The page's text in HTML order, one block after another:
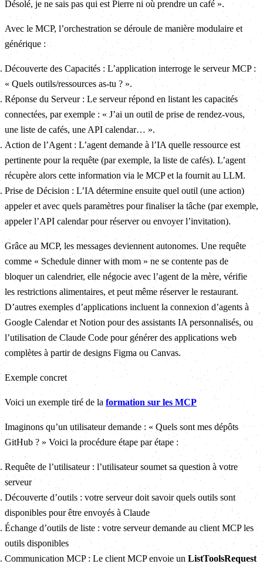
Désolé, je ne sais pas qui est Pierre ni où prendre un café ».
Avec le MCP, l’orchestration se déroule de manière modulaire et
générique :
Découverte des Capacités : L’application interroge le serveur MCP :
« Quels outils/ressources as-tu ? ».
Réponse du Serveur : Le serveur répond en listant les capacités
connectées, par exemple : « J’ai un outil de prise de rendez-vous,
une liste de cafés, une API calendar… ».
Action de l’Agent : L’agent demande à l’IA quelle ressource est
pertinente pour la requête (par exemple, la liste de cafés). L’agent
récupère alors cette information via le MCP et la fournit au LLM.
Prise de Décision : L’IA détermine ensuite quel outil (une action)
appeler et avec quels paramètres pour finaliser la tâche (par exemple,
appeler l’API calendar pour réserver ou envoyer l’invitation).
Grâce au MCP, les messages deviennent autonomes. Une requête
comme « Schedule dinner with mom » ne se contente pas de
bloquer un calendrier, elle négocie avec l’agent de la mère, vérifie
les restrictions alimentaires, et peut même réserver le restaurant.
D’autres exemples d’applications incluent la connexion d’agents à
Google Calendar et Notion pour des assistants IA personnalisés, ou
l’utilisation de Claude Code pour générer des applications web
complètes à partir de designs Figma ou Canvas.
Exemple concret
Voici un exemple tiré de la formation sur les MCP
Imaginons qu’un utilisateur demande : « Quels sont mes dépôts
GitHub ? » Voici la procédure étape par étape :
Requête de l’utilisateur : l’utilisateur soumet sa question à votre
serveur
Découverte d’outils : votre serveur doit savoir quels outils sont
disponibles pour être envoyés à Claude
Échange d’outils de liste : votre serveur demande au client MCP les
outils disponibles
Communication MCP : Le client MCP envoie un ListToolsRequest